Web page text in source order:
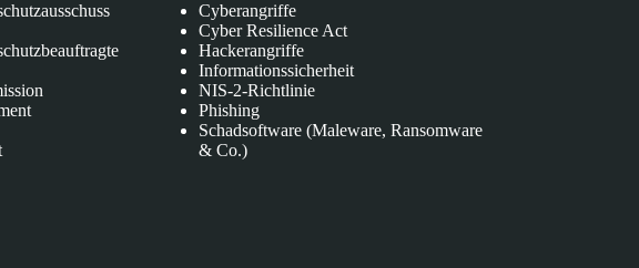
Cyberangriffe
Cyber Resilience Act
Hackerangriffe
Informationssicherheit
NIS-2-Richtlinie
Phishing
Schadsoftware (Maleware, Ransomware
& Co.)